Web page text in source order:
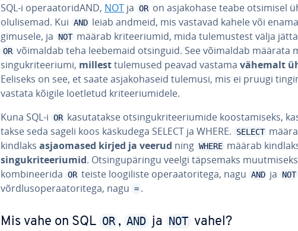
SQL-i ope­raa­to­ri­dAND, NOT ja OR on as­ja­ko­hase teabe otsimisel
olu­li­se­mad. Kui AND leiab andmeid, mis vastavad kahele või
gi­mu­sele, ja
NOT määrab kri­tee­riu­mid, mida tu­le­mus­test välja
OR võimaldab teha leebemaid otsinguid. See võimaldab määrata
sin­gukri­tee­riumi, millesttulemused peavad vastama vähemalt
Eeliseks on see, et saate as­ja­ko­ha­seid tulemusi, mis ei pruugi
vastata kõigile loetletud kri­tee­riumi­dele.
Kuna SQL-i OR ka­su­ta­takse ot­sin­gukri­tee­riumide koos­ta­miseks,
takse seda sageli koos käskudega SELECT ja WHERE.
SELECT
kindlaks as­ja­oma­sed kirjed ja veerud ning WHERE määrab
sin­gukri­tee­riu­mid. Ot­sin­gu­pä­ringu veelgi täpsemaks
kom­bi­nee­rida OR teiste loo­gi­liste ope­raa­to­ri­tega, nagu AND ja NOT
võrd­lusope­raa­to­ri­tega, nagu = .
Mis vahe on SQL OR , AND ja NOT vahel?